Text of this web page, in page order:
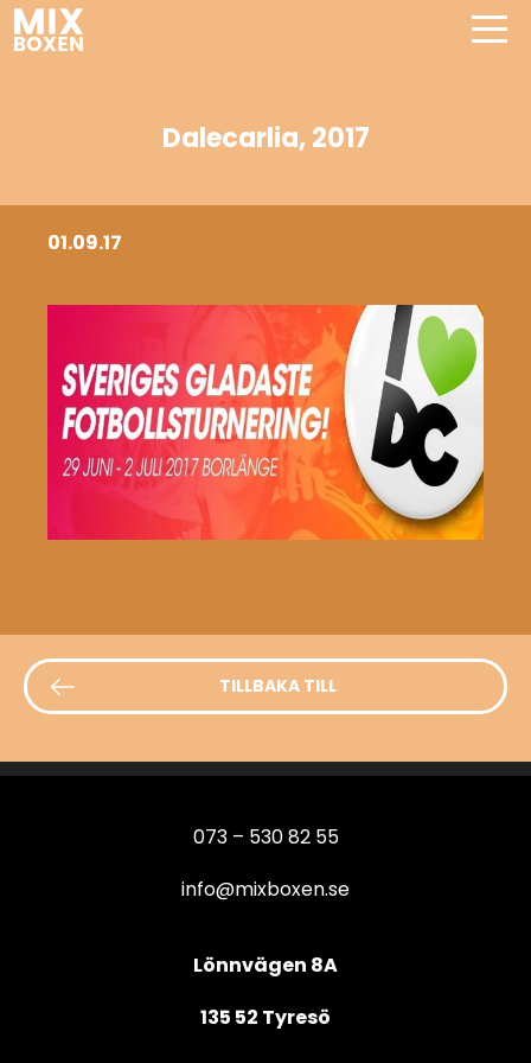
Dalecarlia, 2017
01.09.17
TILLBAKA TILL
073 – 530 82 55
info@mixboxen.se
Lönnvägen 8A
135 52 Tyresö